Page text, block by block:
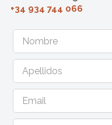
+34 934 744 066